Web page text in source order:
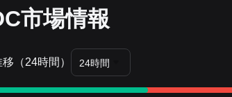
サイト
点では、過去 7 日間 USDC は
ています。取引量は高く維持されており、エコシス
し
の価格が軽微な上方偏差を経験した場合、裁定取引
価格が軽微な下方偏差を経験した場合、ターゲッ
市場情報
（24時間） 24時間